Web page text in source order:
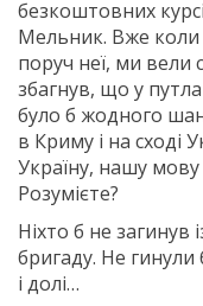
безкоштовних
Мельник. Вже
поруч неї, ми вели
збагнув, що у путла
було б жодного
в Криму і на сході
Україну, нашу
Розумієте?
Ніхто б не загинув
бригаду. Не гинули
і долі…